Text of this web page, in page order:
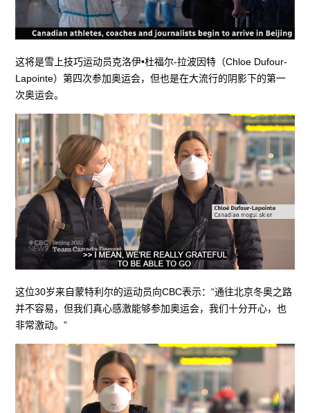
这将是雪上技巧运动员克洛伊•杜福尔-拉波因特（Chloe Dufour-
Lapointe）第四次参加奥运会，但也是在大流行的阴影下的第一
次奥运会。
这位30岁来自蒙特利尔的运动员向CBC表示：“通往北京冬奥之路
并不容易，但我们真心感激能够参加奥运会，我们十分开心，也
非常激动。”